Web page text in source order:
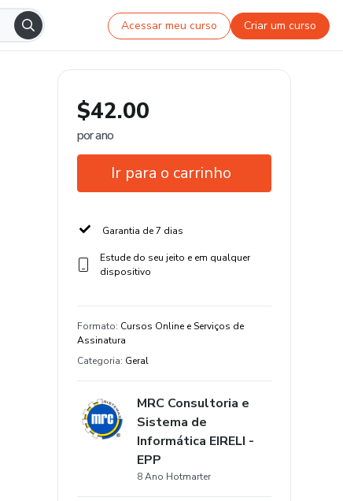
Acessar meu curso Criar um curso
$42.00
por ano
Ir para o carrinho
Garantia de 7 dias
Estude do seu jeito e em qualquer
dispositivo
Formato: Cursos Online e Serviços de
Assinatura
Categoria: Geral
MRC Consultoria e
Sistema de
Informática EIRELI -
EPP
8 Ano Hotmarter